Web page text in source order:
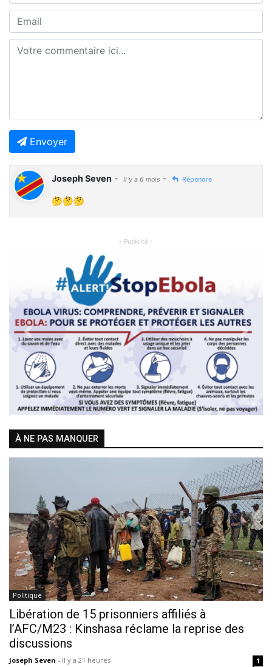
Envoyer
Joseph Seven - Il y a 6 mois - Répondre
🤔🤔🤔
- Publicité -
Previous Next
À NE PAS MANQUER
Politique
Libération de 15 prisonniers affiliés à
l’AFC/M23 : Kinshasa réclame la reprise des
discussions
Joseph Seven - Il y a 21 heures 1